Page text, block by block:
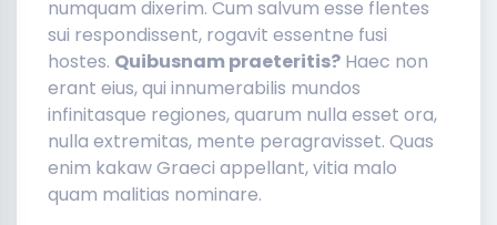
numquam dixerim. Cum salvum esse flentes
sui respondissent, rogavit essentne fusi
hostes. Quibusnam praeteritis? Haec non
erant eius, qui innumerabilis mundos
infinitasque regiones, quarum nulla esset ora,
nulla extremitas, mente peragravisset. Quas
enim kakaw Graeci appellant, vitia malo
quam malitias nominare.